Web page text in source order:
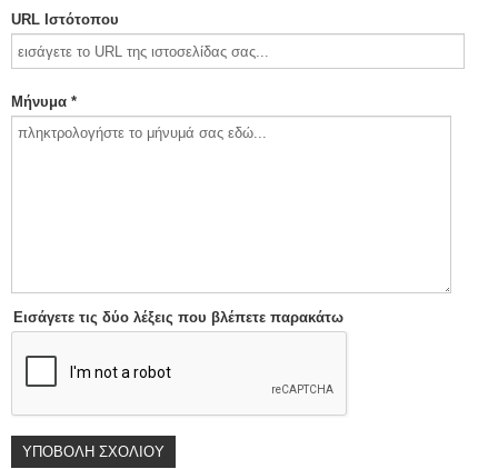
URL Ιστότοπου
Μήνυμα *
Εισάγετε τις δύο λέξεις που βλέπετε παρακάτω